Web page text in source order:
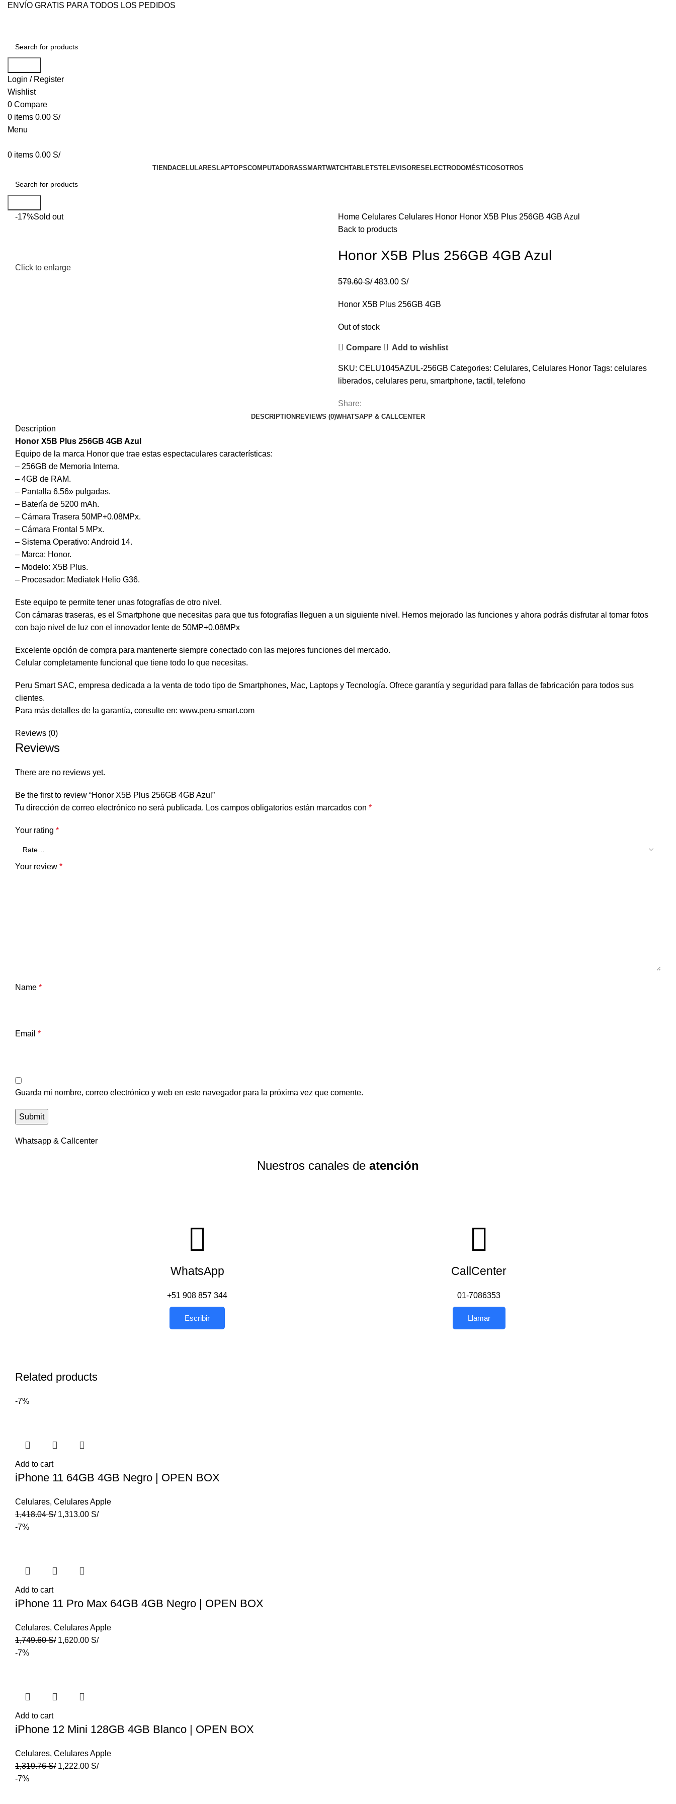
ENVÍO GRATIS PARA TODOS LOS PEDIDOS
Login / Register
Wishlist
0 Compare
0 items 0.00 S/
Menu
0 items 0.00 S/
TIENDACELULARES LAPTOPSCOMPUTADORASSMARTWATCHTABLETSTELEVISORES ELECTRODOMÉSTICOSOTROS
-17%Sold out
Click to enlarge
Home Celulares Celulares Honor Honor X5B Plus 256GB 4GB Azul
Back to products
Honor X5B Plus 256GB 4GB Azul
579.60S/ 483.00 S/
Honor X5B Plus 256GB 4GB
Out of stock
Compare Add to wishlist
SKU: CELU1045AZUL-256GB Categories: Celulares, Celulares Honor Tags: celulares
liberados, celulares peru, smartphone, tactil , telefono
Share:
DESCRIPTION REVIEWS (0)WHATSAPP & CALLCENTER
Description
Honor X5B Plus 256GB 4GB Azul
Equipo de la marca Honor que trae estas espectaculares características:
– 256GB de Memoria Interna.
– 4GB de RAM.
– Pantalla 6.56» pulgadas.
– Batería de 5200 mAh.
– Cámara Trasera 50MP+0.08MPx.
– Cámara Frontal 5 MPx.
– Sistema Operativo: Android 14.
– Marca: Honor.
– Modelo: X5B Plus.
– Procesador: Mediatek Helio G36.
Este equipo te permite tener unas fotografías de otro nivel.
Con cámaras traseras, es el Smartphone que necesitas para que tus fotografías lleguen a un siguiente nivel. Hemos mejorado las funciones y ahora podrás disfrutar al tomar fotos
con bajo nivel de luz con el innovador lente de 50MP+0.08MPx
Excelente opción de compra para mantenerte siempre conectado con las mejores funciones del mercado.
Celular completamente funcional que tiene todo lo que necesitas.
Peru Smart SAC, empresa dedicada a la venta de todo tipo de Smartphones, Mac, Laptops y Tecnología. Ofrece garantía y seguridad para fallas de fabricación para todos sus
clientes.
Para más detalles de la garantía, consulte en: www.peru-smart.com
Reviews (0)
Reviews
There are no reviews yet.
Be the first to review “Honor X5B Plus 256GB 4GB Azul”
Tu dirección de correo electrónico no será publicada. Los campos obligatorios están marcados con *
Your rating *
Your review *
Name *
Email *
Guarda mi nombre, correo electrónico y web en este navegador para la próxima vez que comente.
Whatsapp & Callcenter
Nuestros canales de atención
WhatsApp
+51 908 857 344
Escribir
CallCenter
01-7086353
Llamar
Related products
-7%
Add to cart
iPhone 11 64GB 4GB Negro | OPEN BOX
Celulares, Celulares Apple
1,418.04S/ 1,313.00 S/
-7%
Add to cart
iPhone 11 Pro Max 64GB 4GB Negro | OPEN BOX
Celulares, Celulares Apple
1,749.60S/ 1,620.00 S/
-7%
Add to cart
iPhone 12 Mini 128GB 4GB Blanco | OPEN BOX
Celulares, Celulares Apple
1,319.76S/ 1,222.00 S/
-7%